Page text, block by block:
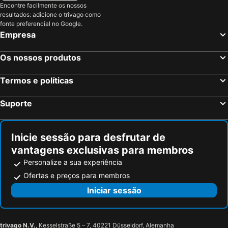
Badesi, Sardenha Hotéis
Castelsardo, Sardenha Hotéis
Milão, Lombardia Hotéis
Florença, Toscana Hotéis
Nápoles, Campanha Hotéis
Verona, Veneto Hotéis
Encontre facilmente os nossos
resultados: adicione o trivago como
fonte preferencial no Google.
Empresa
Os nossos produtos
Termos e políticas
Suporte
Inicie sessão para desfrutar de
vantagens exclusivas para membros
Personalize a sua experiência
Ofertas e preços para membros
Iniciar sessão
trivago N.V., Kesselstraße 5 – 7, 40221 Düsseldorf, Alemanha